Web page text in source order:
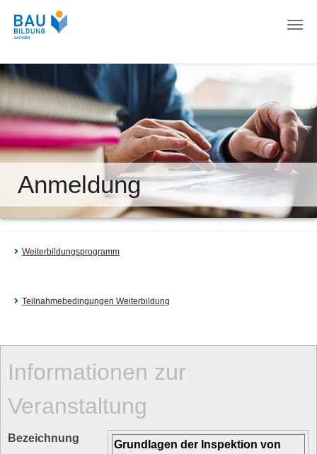
Anmeldung
Weiterbildungsprogramm
Teilnahmebedingungen Weiterbildung
Informationen zur
Veranstaltung
Bezeichnung